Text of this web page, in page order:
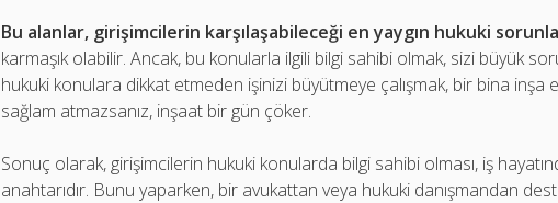
Bu alanlar, girişimcilerin karşılaşabileceği en yaygın hukuki
karmaşık olabilir. Ancak, bu konularla ilgili bilgi sahibi olmak, sizi büyük
hukuki konulara dikkat etmeden işinizi büyütmeye çalışmak, bir bina inşa
sağlam atmazsanız, inşaat bir gün çöker.
Sonuç olarak, girişimcilerin hukuki konularda bilgi sahibi olması, iş
anahtarıdır. Bunu yaparken, bir avukattan veya hukuki danışmandan